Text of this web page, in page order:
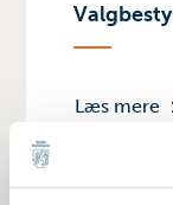
Læs mere